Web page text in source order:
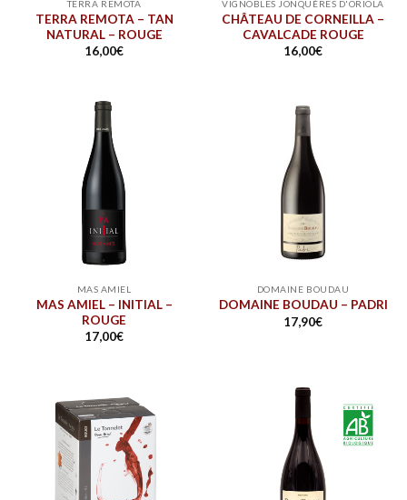
TERRA REMOTA
TERRA REMOTA – TAN
NATURAL – ROUGE
16,00€
VIGNOBLES JONQUÈRES D'ORIOLA
CHÂTEAU DE CORNEILLA –
CAVALCADE ROUGE
16,00€
MAS AMIEL
MAS AMIEL – INITIAL –
ROUGE
17,00€
DOMAINE BOUDAU
DOMAINE BOUDAU – PADRI
17,90€